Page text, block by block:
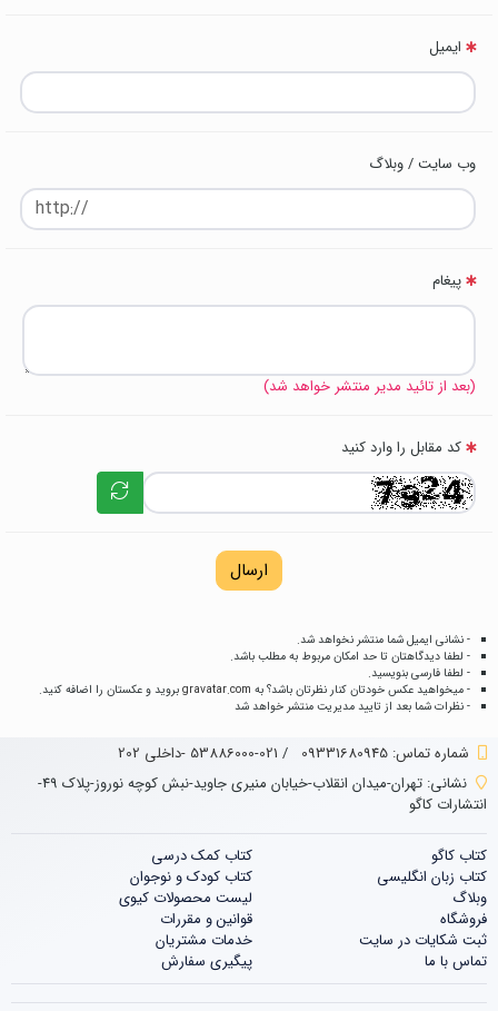
ایمیل
وب سایت / وبلاگ
پیغام
(بعد از تائید مدیر منتشر خواهد شد)
کد مقابل را وارد کنید
ارسال
- نشانی ایمیل شما منتشر نخواهد شد.
- لطفا دیدگاهتان تا حد امکان مربوط به مطلب باشد.
- لطفا فارسی بنویسید.
- میخواهید عکس خودتان کنار نظرتان باشد؟ به gravatar.com بروید و عکستان را اضافه کنید.
- نظرات شما بعد از تایید مدیریت منتشر خواهد شد
شماره تماس‌: 09331680945 / 021-53886000 -داخلی 202
نشانی:
تهران-میدان انقلاب-خیابان منیری جاوید-نبش کوچه نوروز-پلاک 49-
انتشارات کاگو
کتاب کاگو
کتاب‌‌ کمک درسی
کتاب زبان انگلیسی
کتاب کودک و نوجوان
وبلاگ
لیست محصولات کیوی
فروشگاه
قوانین و مقررات
ثبت شکایات در سایت
خدمات مشتریان
تماس با ما
پیگیری سفارش